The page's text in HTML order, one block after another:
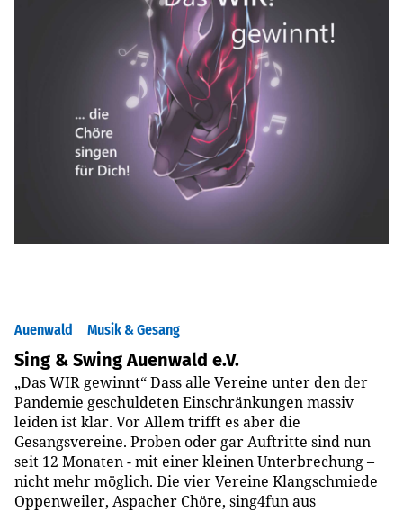
Auenwald Musik & Gesang
Sing & Swing Auenwald e.V.
„Das WIR gewinnt“ Dass alle Vereine unter den der
Pandemie geschuldeten Einschränkungen massiv
leiden ist klar. Vor Allem trifft es aber die
Gesangsvereine. Proben oder gar Auftritte sind nun
seit 12 Monaten - mit einer kleinen Unterbrechung –
nicht mehr möglich. Die vier Vereine Klangschmiede
Oppenweiler, Aspacher Chöre, sing4fun aus